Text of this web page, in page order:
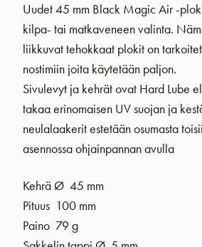
Uudet 45 mm Black Magic Air -
kilpa- tai matkaveneen valinta.
liikkuvat tehokkaat plokit on
nostimiin joita käytetään paljon.
Sivulevyt ja kehrät ovat Hard Lube
takaa erinomaisen UV suojan ja
neulalaakerit estetään osumasta
asennossa ohjainpannan avulla
Kehrä Ø 45 mm
Pituus 100 mm
Paino 79 g